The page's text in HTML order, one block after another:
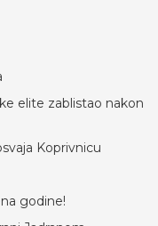
elite zablistao nakon
Koprivnicu
godine!